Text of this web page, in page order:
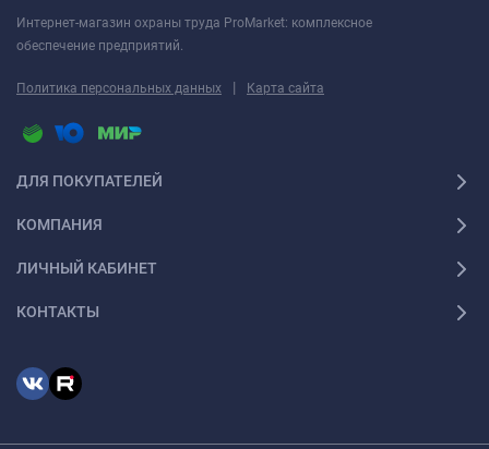
Интернет-магазин охраны труда ProMarket: комплексное
обеспечение предприятий.
Политика персональных данных | Карта сайта
ДЛЯ ПОКУПАТЕЛЕЙ
КОМПАНИЯ
ЛИЧНЫЙ КАБИНЕТ
КОНТАКТЫ